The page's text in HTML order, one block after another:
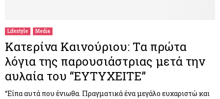
Lifestyle Media
Κατερίνα Καινούριου: Tα πρώτα
λόγια της παρουσιάστριας μετά την
αυλαία του “ΕΥΤΥΧΕΙΤΕ”
“Είπα αυτά που ένιωθα. Πραγματικά ένα μεγάλο ευχαριστώ και